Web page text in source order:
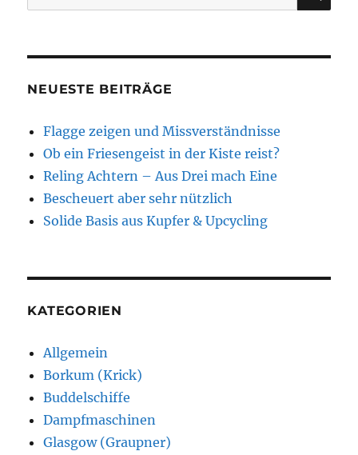
nach:
NEUESTE BEITRÄGE
Flagge zeigen und Missverständnisse
Ob ein Friesengeist in der Kiste reist?
Reling Achtern – Aus Drei mach Eine
Bescheuert aber sehr nützlich
Solide Basis aus Kupfer & Upcycling
KATEGORIEN
Allgemein
Borkum (Krick)
Buddelschiffe
Dampfmaschinen
Glasgow (Graupner)